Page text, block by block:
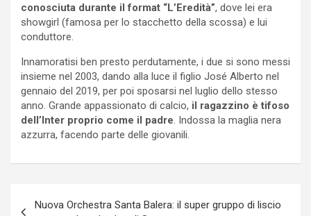
conosciuta durante il format “L’Eredità”, dove lei era
showgirl (famosa per lo stacchetto della scossa) e lui
conduttore.
Innamoratisi ben presto perdutamente, i due si sono messi
insieme nel 2003, dando alla luce il figlio José Alberto nel
gennaio del 2019, per poi sposarsi nel luglio dello stesso
anno. Grande appassionato di calcio, il ragazzino è tifoso
dell’Inter proprio come il padre. Indossa la maglia nera
azzurra, facendo parte delle giovanili.
Nuova Orchestra Santa Balera: il super gruppo di liscio